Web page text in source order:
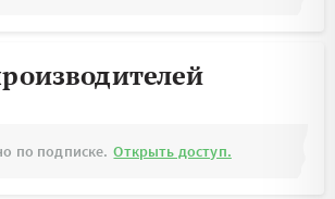
по подписке. Открыть доступ.